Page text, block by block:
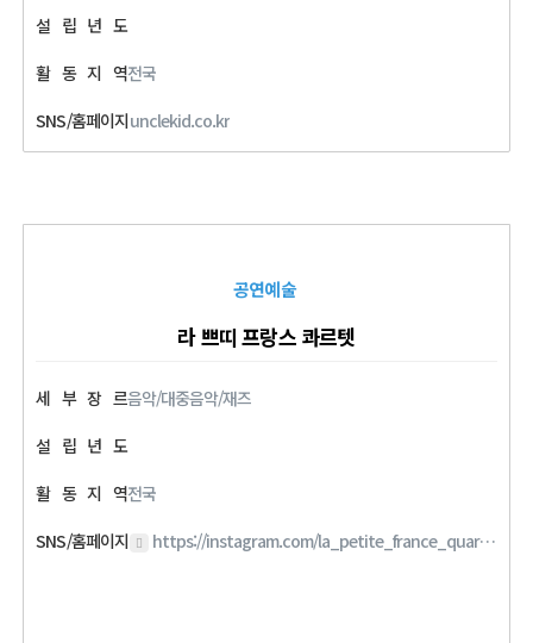
설 립 년 도
활 동 지 역전국
SNS/홈페이지unclekid.co.kr
공연예술
라 쁘띠 프랑스 콰르텟
세 부 장 르음악/대중음악/재즈
설 립 년 도
활 동 지 역전국
SNS/홈페이지
https://instagram.com/la_petite_france_quartet?igshid=YmMyMTA2M2Y=